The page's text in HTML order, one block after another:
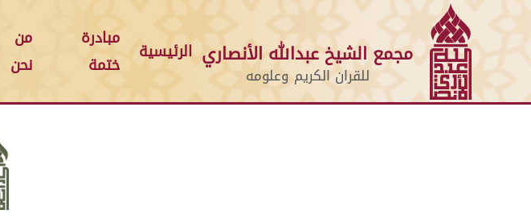
مجمع الشيخ عبدالله الأنصاري
للقران الكريم وعلومه
الرئيسية
مبادرة
ختمة
من
نحن